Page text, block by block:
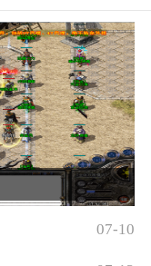
07-10